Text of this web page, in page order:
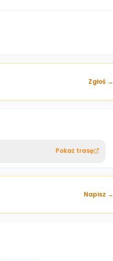
Zgłoś →
Pokaż trasę
Napisz →